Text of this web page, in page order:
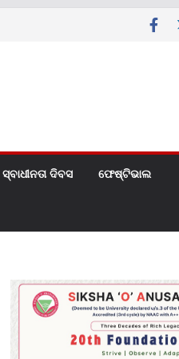
ସ୍ବାଧୀନତା ଦିବସ ଫେଷ୍ଟିଭାଲ